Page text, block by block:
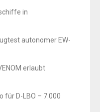
in
autonomer EW-
erlaubt
für D-LBO – 7.000